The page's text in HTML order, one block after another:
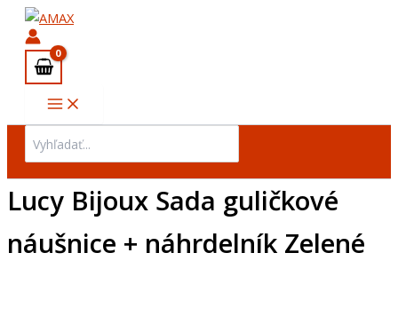
Preskočiť
obsah
for:
Lucy Bijoux Sada guličkové
náušnice + náhrdelník Zelené
množstvo
Lucy
Bijoux
guličkové
náušnice
náhrdelník
Zelené